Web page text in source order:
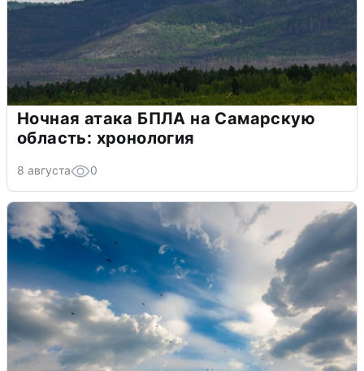
Ночная атака БПЛА на Самарскую
область: хронология
8 августа 0